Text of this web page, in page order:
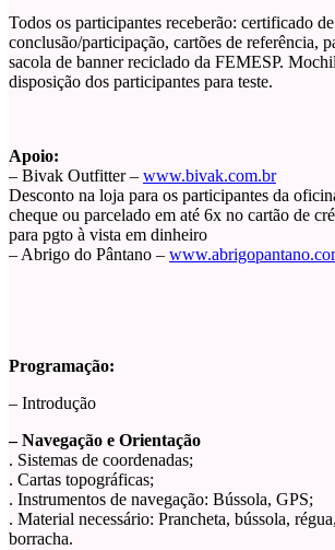
Todos os participantes receberão: certificado de
conclusão/participação, cartões de referência,
sacola de banner reciclado da FEMESP.
disposição dos participantes para teste.
Apoio:
– Bivak Outfitter – www.bivak.com.br
Desconto na loja para os participantes da
cheque ou parcelado em até 6x no cartão de
para pgto à vista em dinheiro
– Abrigo do Pântano –
Programação:
– Introdução
– Navegação e Orientação
. Sistemas de coordenadas;
. Cartas topográficas;
. Instrumentos de navegação: Bússola, GPS;
. Material necessário: Prancheta, bússola,
borracha.